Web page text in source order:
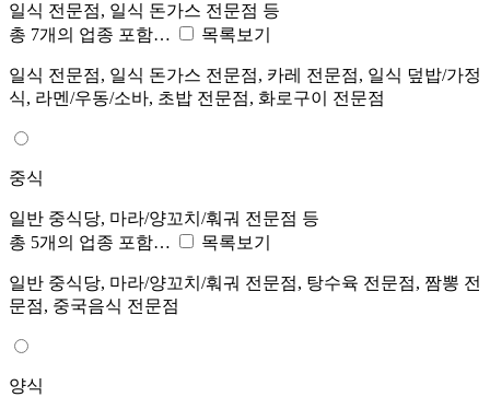
일식 전문점, 일식 돈가스 전문점 등
총 7개의 업종 포함…
목록보기
일식 전문점, 일식 돈가스 전문점, 카레 전문점, 일식 덮밥/가정
식, 라멘/우동/소바, 초밥 전문점, 화로구이 전문점
중식
일반 중식당, 마라/양꼬치/훠궈 전문점 등
총 5개의 업종 포함…
목록보기
일반 중식당, 마라/양꼬치/훠궈 전문점, 탕수육 전문점, 짬뽕 전
문점, 중국음식 전문점
양식